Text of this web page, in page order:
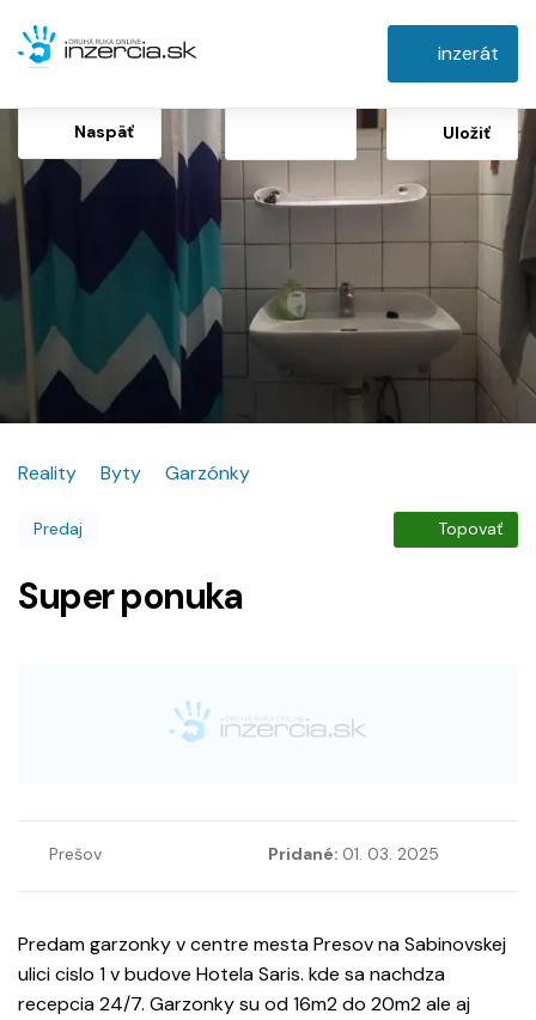
inzerát
Naspäť Uložiť
Reality Byty Garzónky
Predaj Topovať
Super ponuka
Prešov Pridané: 01. 03. 2025
Predam garzonky v centre mesta Presov na Sabinovskej
ulici cislo 1 v budove Hotela Saris. kde sa nachdza
recepcia 24/7. Garzonky su od 16m2 do 20m2 ale aj